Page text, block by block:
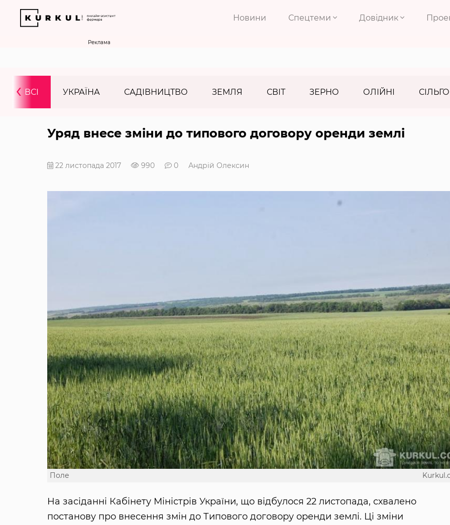
Новини Спецтеми Довідник
Реклама
ВСІ УКРАЇНА САДІВНИЦТВО ЗЕМЛЯ СВІТ ЗЕРНО ОЛІЙНІ
‹
Уряд внесе зміни до типового договору оренди землі
22 листопада 2017 990 0 Андрій Олексин
Поле
На засіданні Кабінету Міністрів України, що відбулося 22 листопада, схвалено
постанову про внесення змін до Типового договору оренди землі. Ці зміни